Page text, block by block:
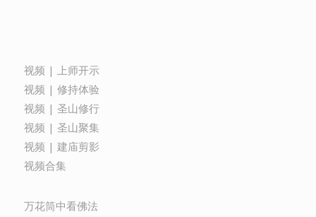
视频 | 上师开示
视频 | 修持体验
视频 | 圣山修行
视频 | 圣山聚集
视频 | 建庙剪影
视频合集
万花筒中看佛法